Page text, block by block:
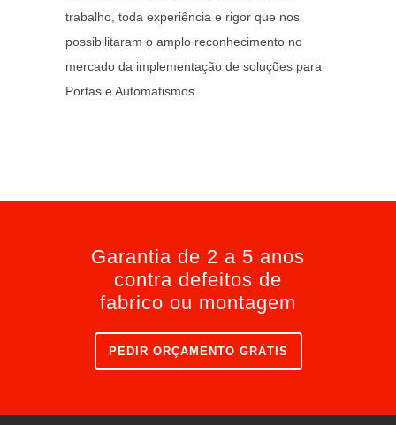
trabalho, toda experiência e rigor que nos
possibilitaram o amplo reconhecimento no
mercado da implementação de soluções para
Portas e Automatismos.
Garantia de 2 a 5 anos
contra defeitos de
fabrico ou montagem
PEDIR ORÇAMENTO GRÁTIS